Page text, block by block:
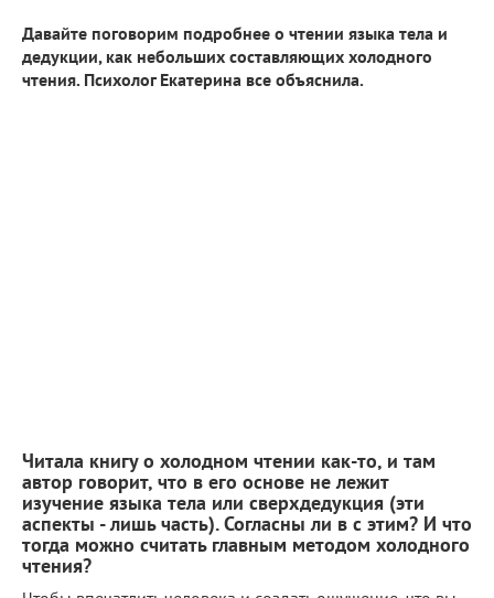
Давайте поговорим подробнее о чтении языка тела и
дедукции, как небольших составляющих холодного
чтения. Психолог Екатерина все объяснила.
Читала книгу о холодном чтении как-то, и там
автор говорит, что в его основе не лежит
изучение языка тела или сверхдедукция (эти
аспекты - лишь часть). Согласны ли в с этим? И что
тогда можно считать главным методом холодного
чтения?